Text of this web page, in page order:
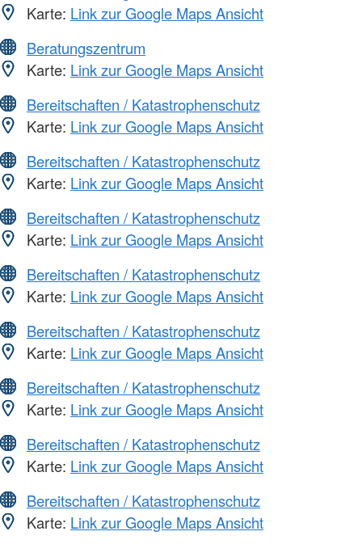
Karte: Link zur Google Maps Ansicht
Beratungszentrum
Karte: Link zur Google Maps Ansicht
Bereitschaften / Katastrophenschutz
Karte: Link zur Google Maps Ansicht
Bereitschaften / Katastrophenschutz
Karte: Link zur Google Maps Ansicht
Bereitschaften / Katastrophenschutz
Karte: Link zur Google Maps Ansicht
Bereitschaften / Katastrophenschutz
Karte: Link zur Google Maps Ansicht
Bereitschaften / Katastrophenschutz
Karte: Link zur Google Maps Ansicht
Bereitschaften / Katastrophenschutz
Karte: Link zur Google Maps Ansicht
Bereitschaften / Katastrophenschutz
Karte: Link zur Google Maps Ansicht
Bereitschaften / Katastrophenschutz
Karte: Link zur Google Maps Ansicht